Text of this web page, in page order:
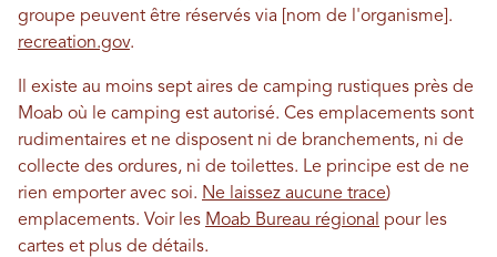
groupe peuvent être réservés via [nom de l'organisme].
recreation.gov.
Il existe au moins sept aires de camping rustiques près de
Moab où le camping est autorisé. Ces emplacements sont
rudimentaires et ne disposent ni de branchements, ni de
collecte des ordures, ni de toilettes. Le principe est de ne
rien emporter avec soi. Ne laissez aucune trace)
emplacements. Voir les Moab Bureau régional
pour les
cartes et plus de détails.